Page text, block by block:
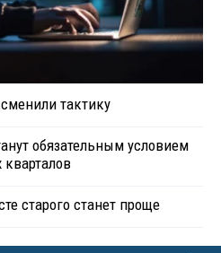
тактику
обязательным условием
старого станет проще